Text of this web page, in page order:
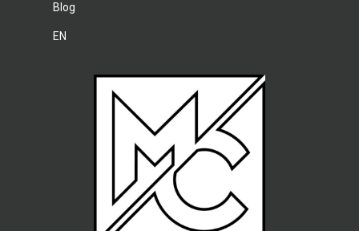
Blog
EN